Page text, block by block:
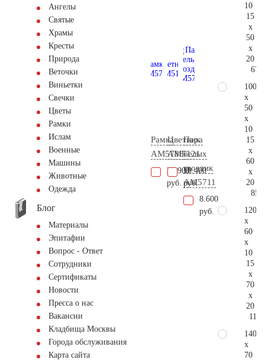
Ангелы
Святые
Храмы
Кресты
Природа
Веточки
Виньетки
Свечки
Цветы
Рамки
Ислам
Военные
Машины
Животные
Одежда
Блог
Материалы
Эпитафии
Вопрос - Ответ
Сотрудники
Сертификаты
Новости
Пресса о нас
Вакансии
Кладбища Москвы
Города обслуживания
Карта сайта
Рамка
AM5788
33.900
руб.
Цветник
AM5121
10.400
руб.
Пара
белых
гвоздик
AM5711
8.600
руб.
10
15
x
50
x
20
100
x
50
x
10
15
x
60
x
20
120
x
60
x
10
15
x
70
x
20
140
x
70